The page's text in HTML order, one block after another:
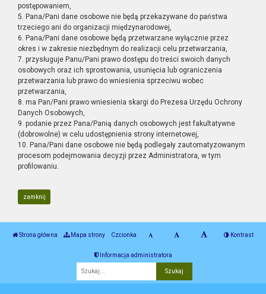
postępowaniem,
5. Pana/Pani dane osobowe nie będą przekazywane do państwa
trzeciego ani do organizacji międzynarodowej,
6. Pana/Pani dane osobowe będą przetwarzane wyłącznie przez
okres i w zakresie niezbędnym do realizacji celu przetwarzania,
7. przysługuje Panu/Pani prawo dostępu do treści swoich danych
osobowych oraz ich sprostowania, usunięcia lub ograniczenia
przetwarzania lub prawo do wniesienia sprzeciwu wobec
przetwarzania,
8. ma Pan/Pani prawo wniesienia skargi do Prezesa Urzędu Ochrony
Danych Osobowych,
9. podanie przez Pana/Panią danych osobowych jest fakultatywne
(dobrowolne) w celu udostępnienia strony internetowej,
10. Pana/Pani dane osobowe nie będą podlegały zautomatyzowanym
procesom podejmowania decyzji przez Administratora, w tym
profilowaniu.
zamknij
Strona główna Mapa strony Czcionka Kontrast
Informacja administratora